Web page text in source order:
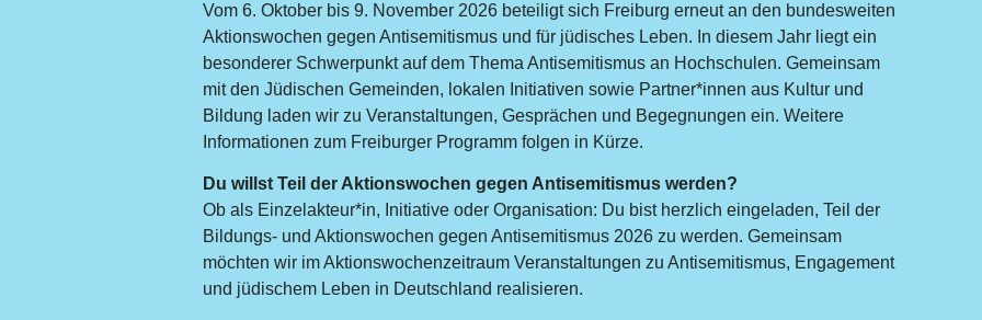
Vom 6. Oktober bis 9. November 2026 beteiligt sich Freiburg erneut an den bundesweiten
Aktionswochen gegen Antisemitismus und für jüdisches Leben. In diesem Jahr liegt ein
besonderer Schwerpunkt auf dem Thema Antisemitismus an Hochschulen. Gemeinsam
mit den Jüdischen Gemeinden, lokalen Initiativen sowie Partner*innen aus Kultur und
Bildung laden wir zu Veranstaltungen, Gesprächen und Begegnungen ein. Weitere
Informationen zum Freiburger Programm folgen in Kürze.
Du willst Teil der Aktionswochen gegen Antisemitismus werden?
Ob als Einzelakteur*in, Initiative oder Organisation: Du bist herzlich eingeladen, Teil der
Bildungs- und Aktionswochen gegen Antisemitismus 2026 zu werden. Gemeinsam
möchten wir im Aktionswochenzeitraum Veranstaltungen zu Antisemitismus, Engagement
und jüdischem Leben in Deutschland realisieren.